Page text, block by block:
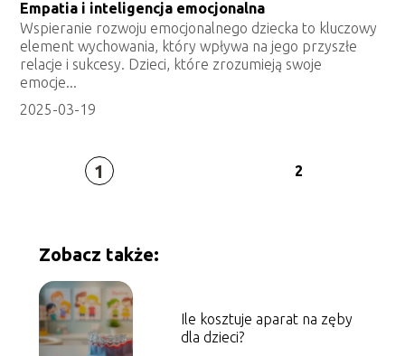
Empatia i inteligencja emocjonalna
Wspieranie rozwoju emocjonalnego dziecka to kluczowy
element wychowania, który wpływa na jego przyszłe
relacje i sukcesy. Dzieci, które zrozumieją swoje
emocje...
2025-03-19
1 2
Zobacz także:
Ile kosztuje aparat na zęby
dla dzieci?